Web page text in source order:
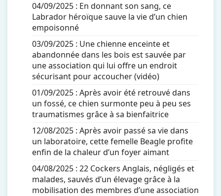
04/09/2025 : En donnant son sang, ce
Labrador héroïque sauve la vie d’un chien
empoisonné
03/09/2025 : Une chienne enceinte et
abandonnée dans les bois est sauvée par
une association qui lui offre un endroit
sécurisant pour accoucher (vidéo)
01/09/2025 : Après avoir été retrouvé dans
un fossé, ce chien surmonte peu à peu ses
traumatismes grâce à sa bienfaitrice
12/08/2025 : Après avoir passé sa vie dans
un laboratoire, cette femelle Beagle profite
enfin de la chaleur d’un foyer aimant
04/08/2025 : 22 Cockers Anglais, négligés et
malades, sauvés d’un élevage grâce à la
mobilisation des membres d’une association